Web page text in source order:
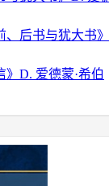
后书与犹大书》
D. 爱德蒙·希伯